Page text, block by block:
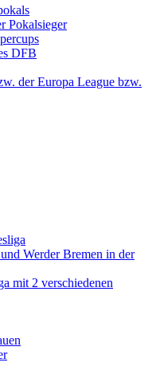
Pokalsieger
DFB
der Europa League bzw.
Werder Bremen in der
mit 2 verschiedenen